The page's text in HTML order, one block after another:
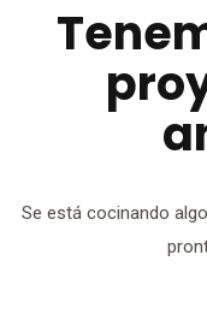
Se está cocinando